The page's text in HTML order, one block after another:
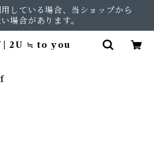
している場合、当ショップから
場合があります。
| 2U ≒ to you